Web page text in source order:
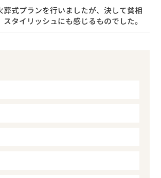
葬式プランを行いましたが、決して貧相
タイリッシュにも感じるものでした。